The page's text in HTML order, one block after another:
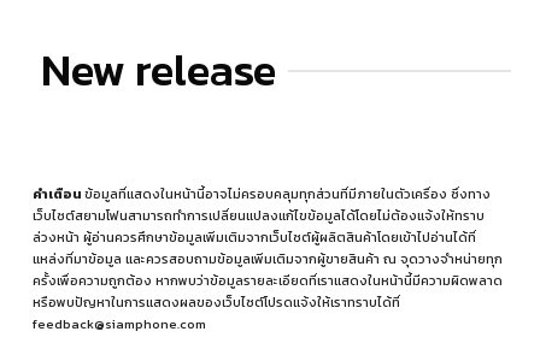
New release
คำเตือนข้อมูลที่แสดงในหน้านี้อาจไม่ครอบคลุมทุกส่วนที่มีภายในตัวเครื่อง ซึ่งทาง
เว็บไซต์สยามโฟนสามารถทำการเปลี่ยนแปลงแก้ไขข้อมูลได้โดยไม่ต้องแจ้งให้ทราบ
ล่วงหน้า ผู้อ่านควรศึกษาข้อมูลเพิ่มเติมจากเว็บไซต์ผู้ผลิตสินค้าโดยเข้าไปอ่านได้ที่
แหล่งที่มาข้อมูล และควรสอบถามข้อมูลเพิ่มเติมจากผู้ขายสินค้า ณ จุดวางจำหน่ายทุก
ครั้งเพื่อความถูกต้อง หากพบว่าข้อมูลรายละเอียดที่เราแสดงในหน้านี้มีความผิดพลาด
หรือพบปัญหาในการแสดงผลของเว็บไซต์โปรดแจ้งให้เราทราบได้ที่
feedback@siamphone.com